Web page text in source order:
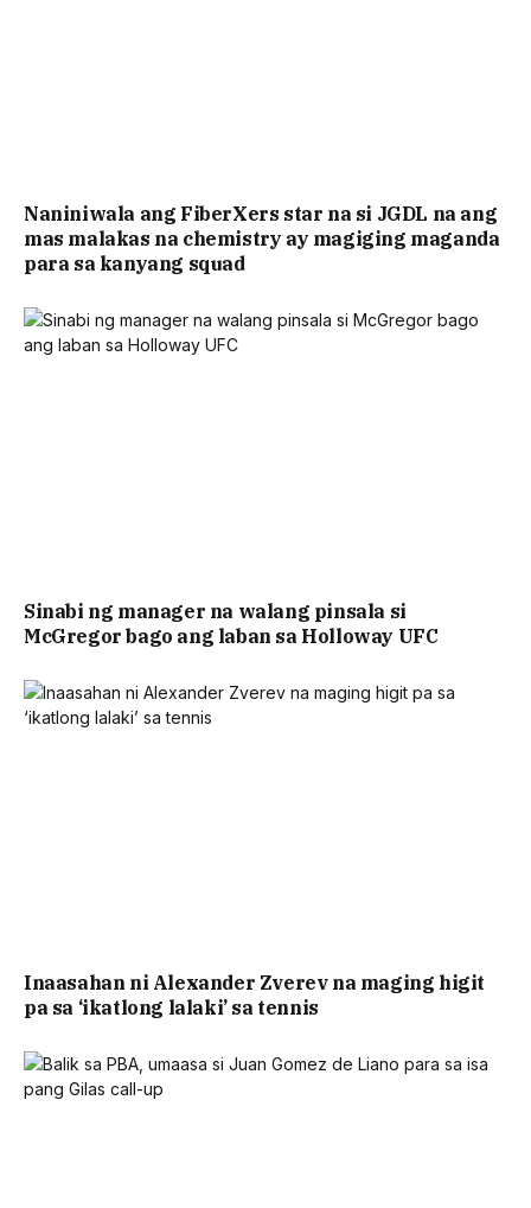
Naniniwala ang FiberXers star na si JGDL na ang
mas malakas na chemistry ay magiging maganda
para sa kanyang squad
Sinabi ng manager na walang pinsala si
McGregor bago ang laban sa Holloway UFC
Inaasahan ni Alexander Zverev na maging higit
pa sa ‘ikatlong lalaki’ sa tennis